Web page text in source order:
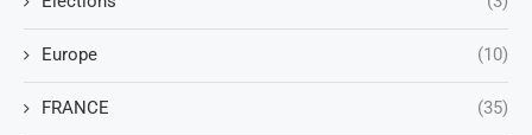
Europe (10)
FRANCE (35)